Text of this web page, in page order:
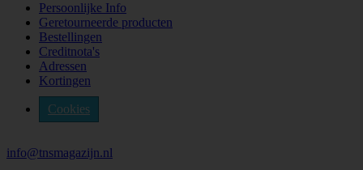
Persoonlijke Info
Geretourneerde producten
Bestellingen
Creditnota's
Adressen
Kortingen
Cookies
info@tnsmagazijn.nl